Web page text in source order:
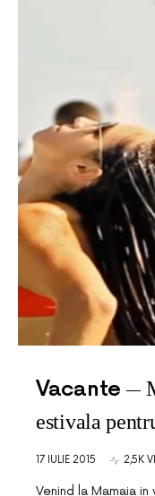
Vacante
estivala
17 IULIE 2015 2,5K
Venind la Mamaia in